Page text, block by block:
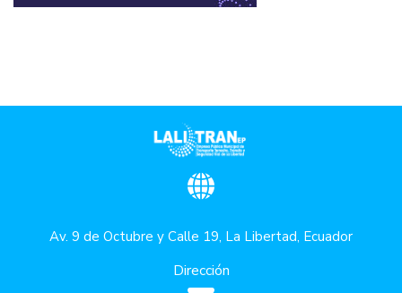
Av. 9 de Octubre y Calle 19, La Libertad, Ecuador
Dirección